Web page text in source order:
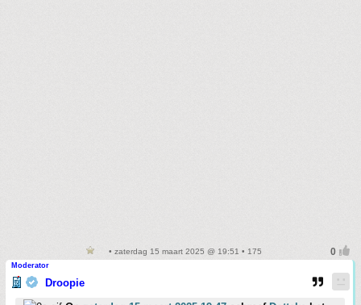
• zaterdag 15 maart 2025 @ 19:51 • 175
Moderator
Droopie